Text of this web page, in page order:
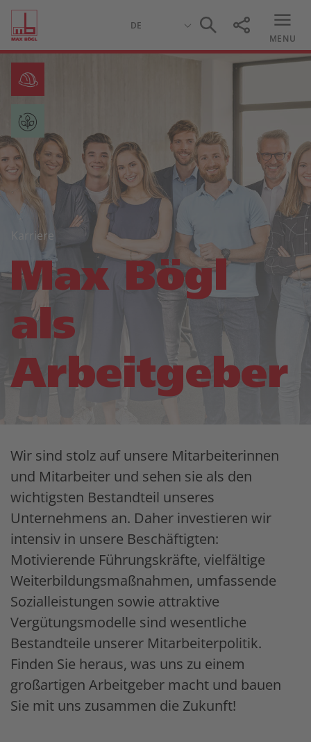
MENU
Karriere
Max Bögl
als
Arbeitgeber
Wir sind stolz auf unsere Mitarbeiterinnen
und Mitarbeiter und sehen sie als den
wichtigsten Bestandteil unseres
Unternehmens an. Daher investieren wir
intensiv in unsere Beschäftigten:
Motivierende Führungskräfte, vielfältige
Weiterbildungsmaßnahmen, umfassende
Sozialleistungen sowie attraktive
Vergütungsmodelle sind wesentliche
Bestandteile unserer Mitarbeiterpolitik.
Finden Sie heraus, was uns zu einem
großartigen Arbeitgeber macht und bauen
Sie mit uns zusammen die Zukunft!